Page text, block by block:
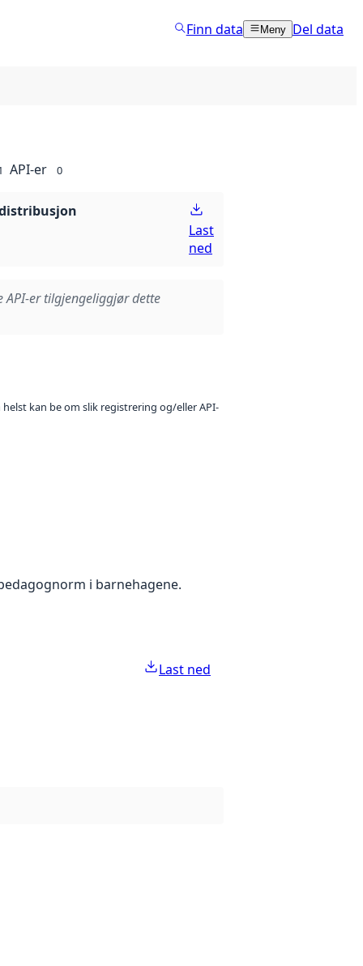
Finn data Meny Del data
API-er 0
Last
ned
API-er tilgjengeliggjør dette
kan be om slik registrering og/eller API-
i barnehagene.
Last ned